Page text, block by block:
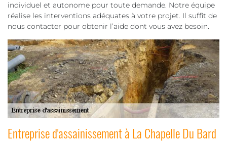
individuel et autonome pour toute demande. Notre équipe
réalise les interventions adéquates à votre projet. Il suffit de
nous contacter pour obtenir l’aide dont vous avez besoin.
Entreprise d'assainissement à La Chapelle Du Bard